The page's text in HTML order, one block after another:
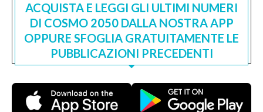
ACQUISTA E LEGGI GLI ULTIMI NUMERI
DI COSMO 2050 DALLA NOSTRA APP
OPPURE SFOGLIA GRATUITAMENTE LE
PUBBLICAZIONI PRECEDENTI